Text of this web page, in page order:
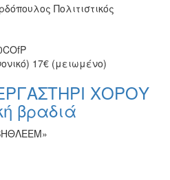
Πολιτιστικός
17€ (μειωμένο)
ΧΟΡΟΥ
βραδιά